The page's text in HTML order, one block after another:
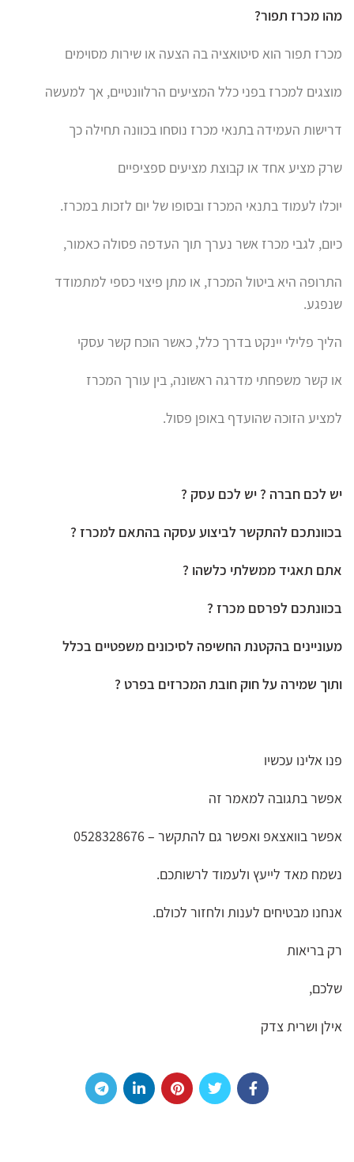
מהו מכרז תפור?
מכרז תפור הוא סיטואציה בה הצעה או שירות מסוימים
מוצגים למכרז בפני כלל המציעים הרלוונטיים, אך למעשה
דרישות העמידה בתנאי מכרז נוסחו בכוונה תחילה כך
שרק מציע אחד או קבוצת מציעים ספציפיים
יוכלו לעמוד בתנאי המכרז ובסופו של יום לזכות במכרז.
כיום, לגבי מכרז אשר נערך תוך העדפה פסולה כאמור,
התרופה היא ביטול המכרז, או מתן פיצוי כספי למתמודד
שנפגע.
הליך פלילי יינקט בדרך כלל, כאשר הוכח קשר עסקי
או קשר משפחתי מדרגה ראשונה, בין עורך המכרז
למציע הזוכה שהועדף באופן פסול.
יש לכם חברה ? יש לכם עסק ?
בכוונתכם להתקשר לביצוע עסקה בהתאם למכרז ?
אתם תאגיד ממשלתי כלשהו ?
בכוונתכם לפרסם מכרז ?
מעוניינים בהקטנת החשיפה לסיכונים משפטיים בכלל
ותוך שמירה על חוק חובת המכרזים בפרט ?
פנו אלינו עכשיו
אפשר בתגובה למאמר זה
אפשר בוואצאפ ואפשר גם להתקשר – 0528328676
נשמח מאד לייעץ ולעמוד לרשותכם.
אנחנו מבטיחים לענות ולחזור לכולם.
רק בריאות
שלכם,
אילן ושרית צדק